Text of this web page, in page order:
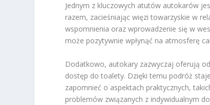
Jednym z kluczowych atutów autokarów
razem, zacieśniając więzi towarzyskie w
wspomnienia oraz wprowadzenie się w
może pozytywnie wpłynąć na atmosferę
Dodatkowo, autokary zazwyczaj oferują
dostęp do toalety. Dzięki temu podróż
zapomnieć o aspektach praktycznych,
problemów związanych z indywidualnym